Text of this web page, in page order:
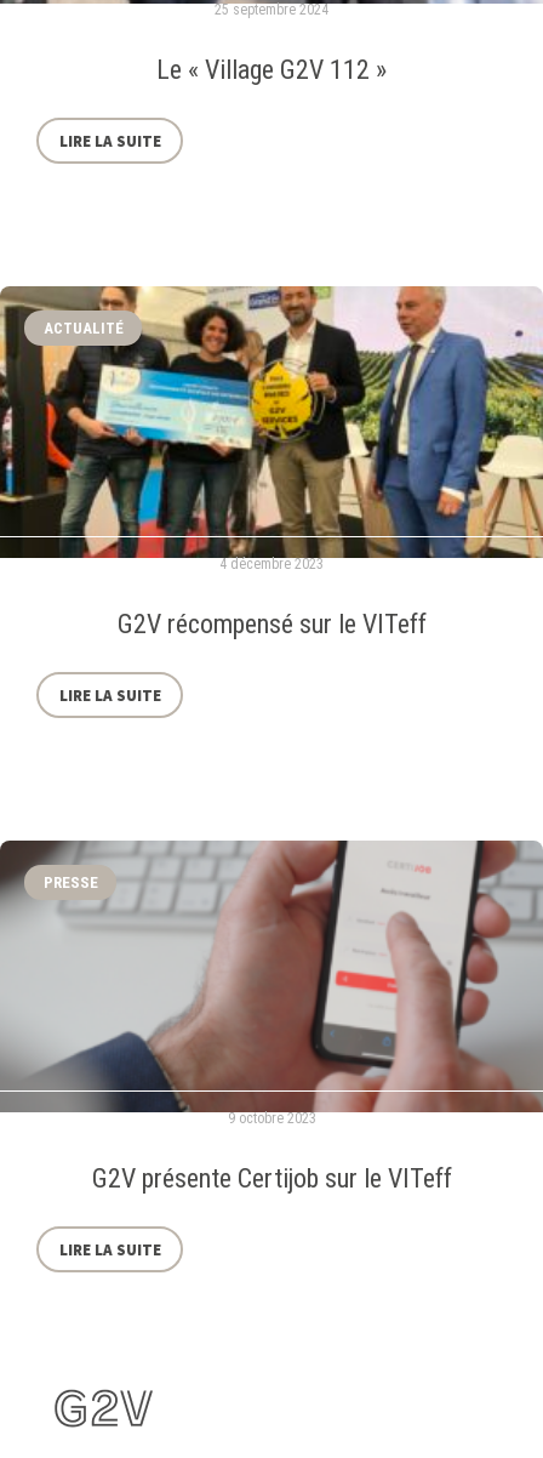
Le « Village G2V 112 »
LIRE LA SUITE
25 septembre 2024
ACTUALITÉ
G2V récompensé sur le VITeff
LIRE LA SUITE
4 décembre 2023
PRESSE
G2V présente Certijob sur le VITeff
LIRE LA SUITE
9 octobre 2023